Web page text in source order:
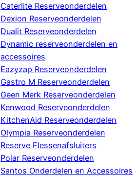
Caterlite Reserveonderdelen
Dexion Reserveonderdelen
Dualit Reserveonderdelen
Dynamic reserveonderdelen en
accessoires
Eazyzap Reserveonderdelen
Gastro M Reserveonderdelen
Geen Merk Reserveonderdelen
Kenwood Reserveonderdelen
KitchenAid Reserveonderdelen
Olympia Reserveonderdelen
Reserve Flessenafsluiters
Polar Reserveonderdelen
Santos Onderdelen en Accessoires